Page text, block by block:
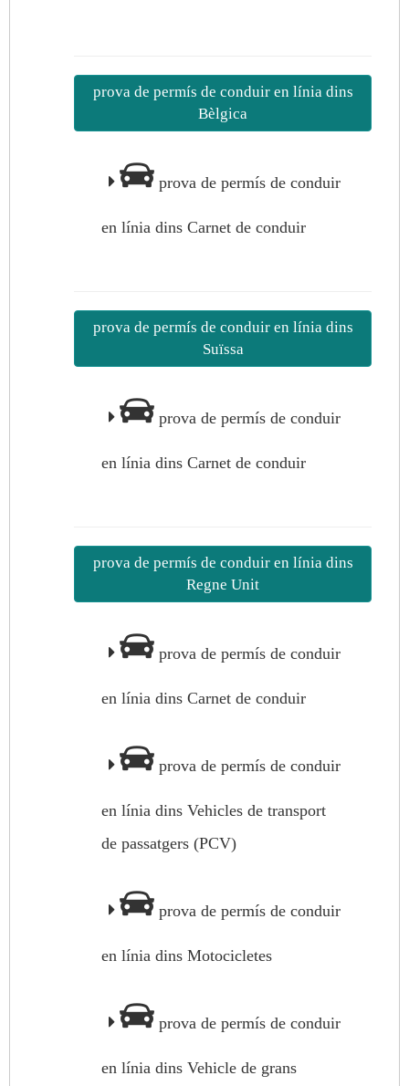
prova de permís de conduir en línia dins
Bèlgica
prova de permís de conduir
en línia dins Carnet de conduir
prova de permís de conduir en línia dins
Suïssa
prova de permís de conduir
en línia dins Carnet de conduir
prova de permís de conduir en línia dins
Regne Unit
prova de permís de conduir
en línia dins Carnet de conduir
prova de permís de conduir
en línia dins Vehicles de transport
de passatgers (PCV)
prova de permís de conduir
en línia dins Motocicletes
prova de permís de conduir
en línia dins Vehicle de grans